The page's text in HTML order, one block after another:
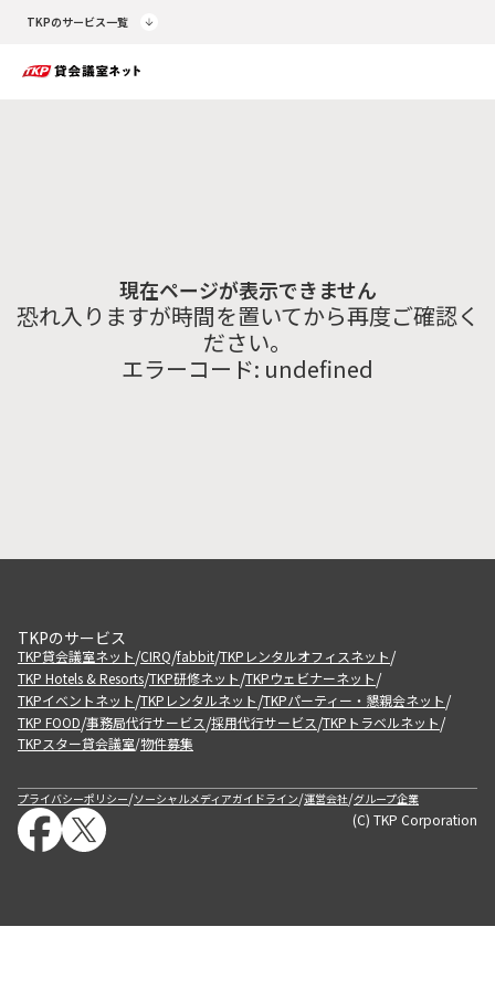
TKPのサービス一覧
現在ページが表示できません
恐れ入りますが時間を置いてから再度ご確認く
ださい。
エラーコード: undefined
TKPのサービス
TKP貸会議室ネット/CIRQ/fabbit/TKPレンタルオフィスネット/
TKP Hotels & Resorts/TKP研修ネット/TKPウェビナーネット/
TKPイベントネット/TKPレンタルネット/TKPパーティー・懇親会ネット/
TKP FOOD/事務局代行サービス/採用代行サービス/TKPトラベルネット/
TKPスター貸会議室/物件募集
プライバシーポリシー/ソーシャルメディアガイドライン/運営会社/グループ企業
(C) TKP Corporation